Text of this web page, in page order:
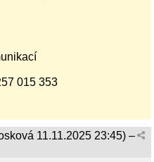
015 353
11.11.2025 23:45) –